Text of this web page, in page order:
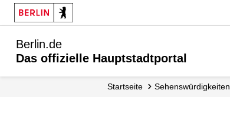
Berlin.de
Das offizielle Hauptstadtportal
Startseite Sehenswürdigkeiten